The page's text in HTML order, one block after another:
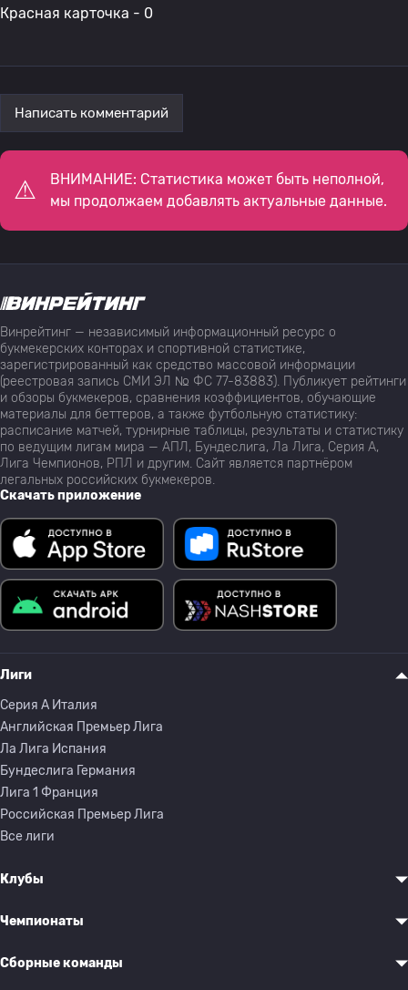
Красная карточка - 0
Написать комментарий
ВНИМАНИЕ: Статистика может быть неполной,
мы продолжаем добавлять актуальные данные.
Винрейтинг — независимый информационный ресурс о
букмекерских конторах и спортивной статистике,
зарегистрированный как средство массовой информации
(реестровая запись СМИ ЭЛ № ФС 77-83883). Публикует рейтинги
и обзоры букмекеров, сравнения коэффициентов, обучающие
материалы для беттеров, а также футбольную статистику:
расписание матчей, турнирные таблицы, результаты и статистику
по ведущим лигам мира — АПЛ, Бундеслига, Ла Лига, Серия А,
Лига Чемпионов, РПЛ и другим. Сайт является партнёром
легальных российских букмекеров.
Скачать приложение
Лиги
Серия A Италия
Английская Премьер Лига
Ла Лига Испания
Бундеслига Германия
Лига 1 Франция
Российская Премьер Лига
Все лиги
Клубы
Чемпионаты
Сборные команды